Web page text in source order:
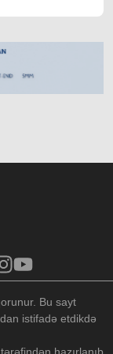
Bu sayt
istifadə etdikdə